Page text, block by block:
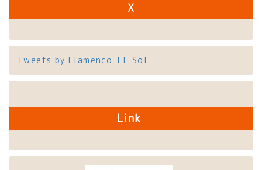
X
Tweets by Flamenco_El_Sol
Link